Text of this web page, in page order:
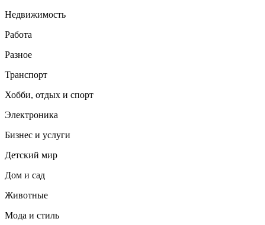
Недвижимость
Работа
Разное
Транспорт
Хобби, отдых и спорт
Электроника
Бизнес и услуги
Детский мир
Дом и сад
Животные
Мода и стиль